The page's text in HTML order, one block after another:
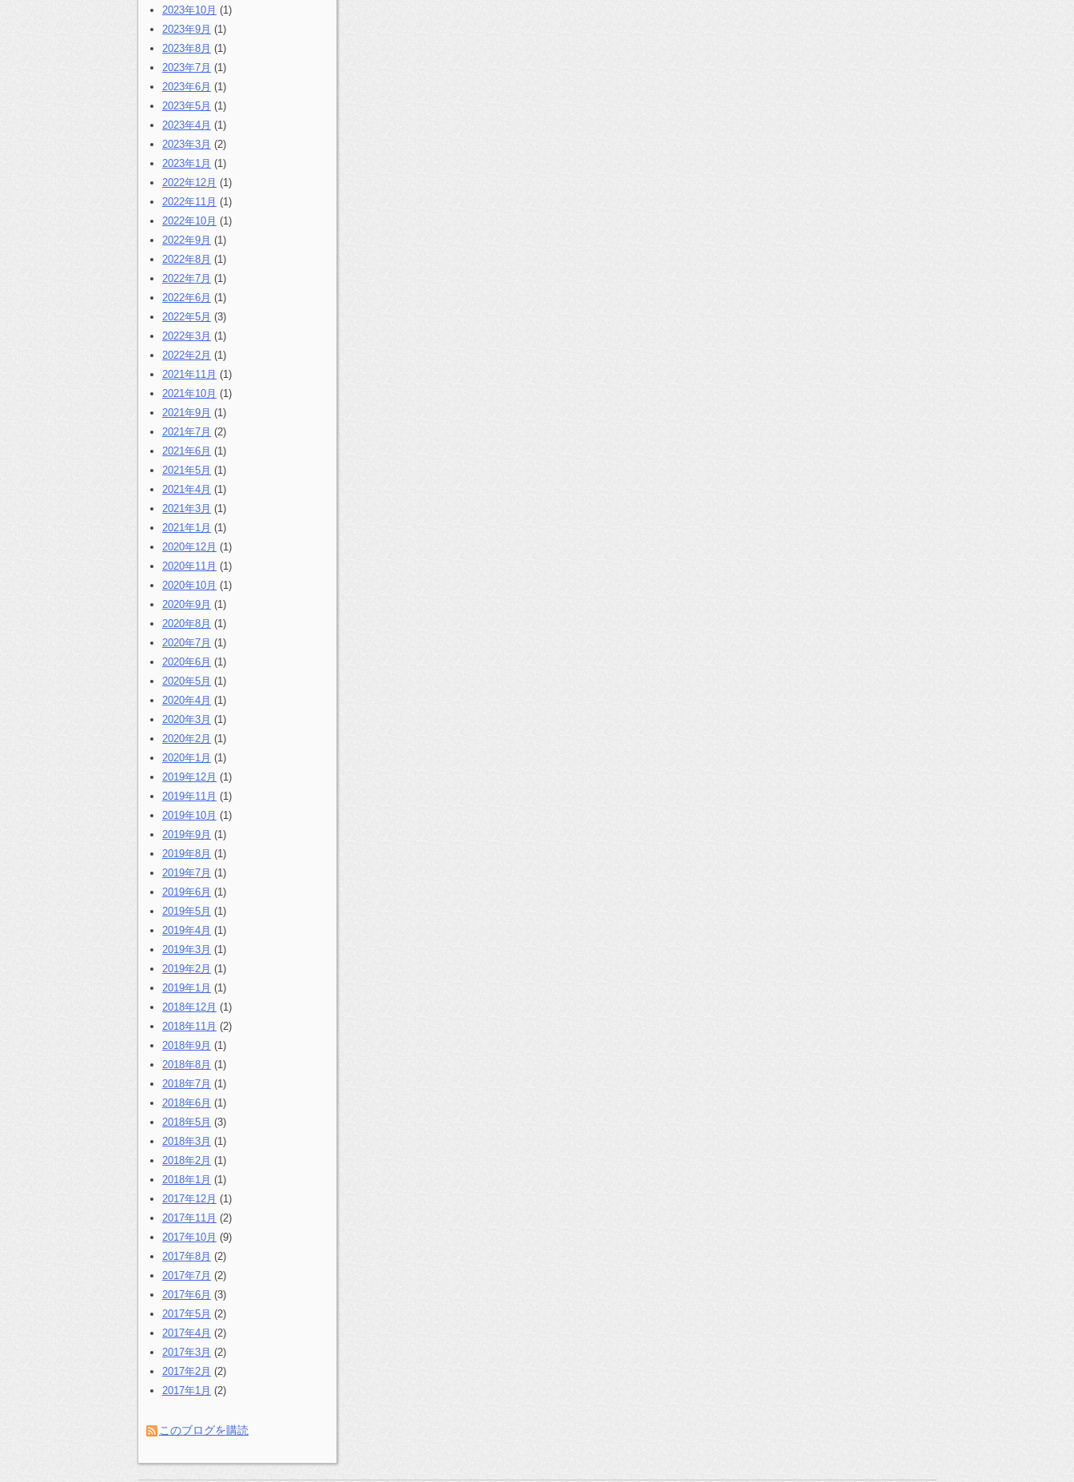
2023年10月 (1)
2023年9月 (1)
2023年8月 (1)
2023年7月 (1)
2023年6月 (1)
2023年5月 (1)
2023年4月 (1)
2023年3月 (2)
2023年1月 (1)
2022年12月 (1)
2022年11月 (1)
2022年10月 (1)
2022年9月 (1)
2022年8月 (1)
2022年7月 (1)
2022年6月 (1)
2022年5月 (3)
2022年3月 (1)
2022年2月 (1)
2021年11月 (1)
2021年10月 (1)
2021年9月 (1)
2021年7月 (2)
2021年6月 (1)
2021年5月 (1)
2021年4月 (1)
2021年3月 (1)
2021年1月 (1)
2020年12月 (1)
2020年11月 (1)
2020年10月 (1)
2020年9月 (1)
2020年8月 (1)
2020年7月 (1)
2020年6月 (1)
2020年5月 (1)
2020年4月 (1)
2020年3月 (1)
2020年2月 (1)
2020年1月 (1)
2019年12月 (1)
2019年11月 (1)
2019年10月 (1)
2019年9月 (1)
2019年8月 (1)
2019年7月 (1)
2019年6月 (1)
2019年5月 (1)
2019年4月 (1)
2019年3月 (1)
2019年2月 (1)
2019年1月 (1)
2018年12月 (1)
2018年11月 (2)
2018年9月 (1)
2018年8月 (1)
2018年7月 (1)
2018年6月 (1)
2018年5月 (3)
2018年3月 (1)
2018年2月 (1)
2018年1月 (1)
2017年12月 (1)
2017年11月 (2)
2017年10月 (9)
2017年8月 (2)
2017年7月 (2)
2017年6月 (3)
2017年5月 (2)
2017年4月 (2)
2017年3月 (2)
2017年2月 (2)
2017年1月 (2)
このブログを購読